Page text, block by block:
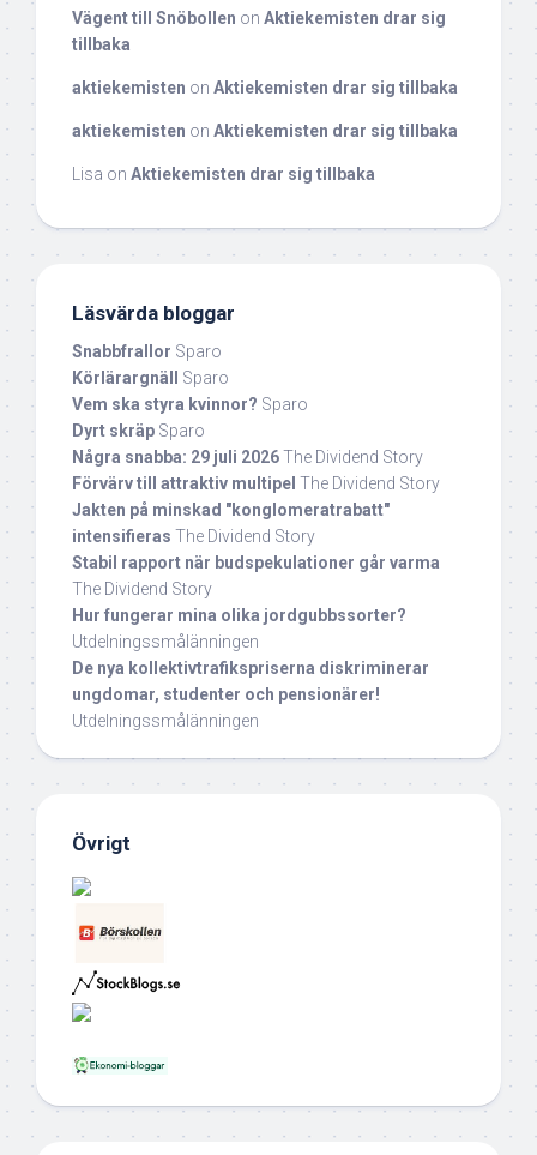
Vägent till Snöbollen on Aktiekemisten drar sig
tillbaka
aktiekemisten on Aktiekemisten drar sig tillbaka
aktiekemisten on Aktiekemisten drar sig tillbaka
Lisa on Aktiekemisten drar sig tillbaka
Läsvärda bloggar
Snabbfrallor Sparo
Körlärargnäll
Sparo
Vem ska styra kvinnor? Sparo
Dyrt skräp Sparo
Några snabba: 29 juli 2026The Dividend Story
Förvärv till attraktiv multipel The Dividend Story
Jakten på minskad "konglomeratrabatt"
intensifieras The Dividend Story
Stabil rapport när budspekulationer går varma
The Dividend Story
Hur fungerar mina olika jordgubbssorter?
Utdelningssmålänningen
De nya kollektivtrafikspriserna diskriminerar
ungdomar, studenter och pensionärer!
Utdelningssmålänningen
Övrigt